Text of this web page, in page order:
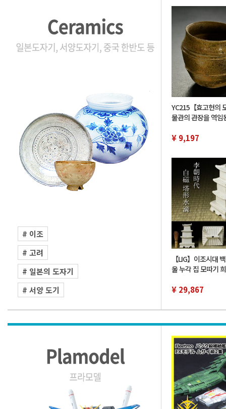
# 이조
# 고려
# 일본의 도자기
# 서양 도기
YC215【효고현의
물관의 관장을 역임
라 토기 손 컵 컵 진
¥ 9,197
【LIG】이조시대
울 누각 집 모따기
품 2607.870
¥ 29,867